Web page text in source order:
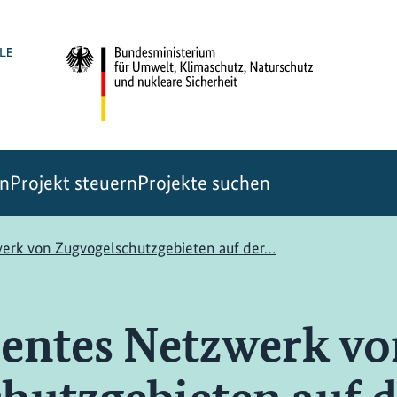
Projekt steuernProjekte suchen
von Zugvogelschutzgebieten auf der…
Netzwerk